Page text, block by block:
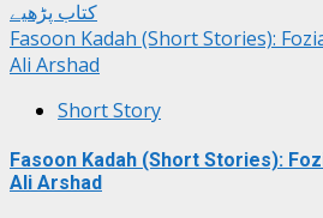
کتاب پڑھیے
Fasoon Kadah (Short Stories):
Ali Arshad
Short Story
Fasoon Kadah (Short Stories):
Ali Arshad